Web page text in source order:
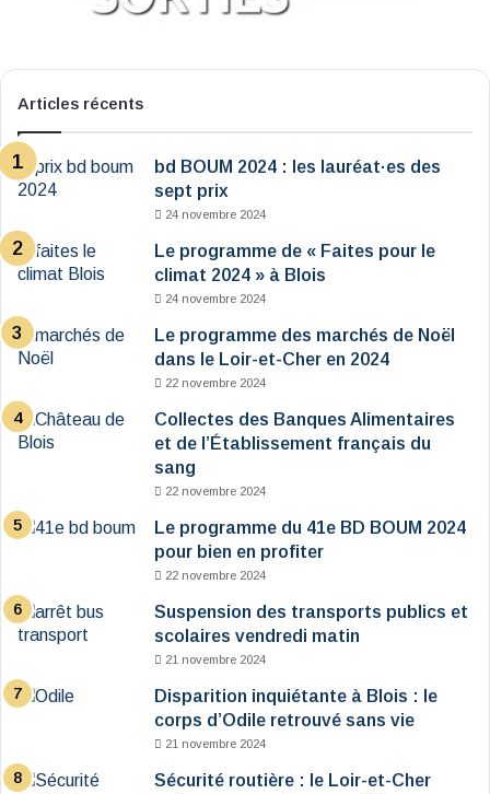
Articles récents
bd BOUM 2024 : les lauréat·es des
sept prix
24 novembre 2024
Le programme de « Faites pour le
climat 2024 » à Blois
24 novembre 2024
Le programme des marchés de Noël
dans le Loir-et-Cher en 2024
22 novembre 2024
Collectes des Banques Alimentaires
et de l’Établissement français du
sang
22 novembre 2024
Le programme du 41e BD BOUM 2024
pour bien en profiter
22 novembre 2024
Suspension des transports publics et
scolaires vendredi matin
21 novembre 2024
Disparition inquiétante à Blois : le
corps d’Odile retrouvé sans vie
21 novembre 2024
Sécurité routière : le Loir-et-Cher